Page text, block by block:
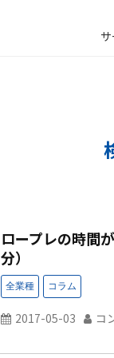
ロープレの時間
分）
2017-05-03 コ